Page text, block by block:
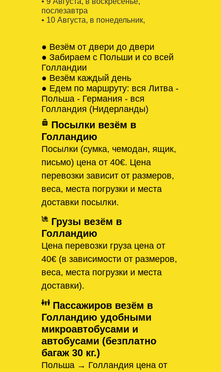
послезавтра
• 10 Августa, в понедельник,
● Везём от двери до двери
● Забираем с Польши и со всей
Голландии
● Везём каждый день
● Едем по маршруту: вся Литва -
Польша - Германия - вся
Голландия (Нидерланды)
Посылки везём в
Голландию
Посылки (сумка, чемодан, ящик,
письмо) цена от 40€. Цена
перевозки зависит от размеров,
веса, места погрузки и места
доставки посылки.
Грузы везём в
Голландию
Цена перевозки груза цена от
40€ (в зависимости от размеров,
веса, места погрузки и места
доставки).
Пассажиров везём в
Голландию удобными
микроавтобусами и
автобусами (безплатно
багаж 30 кг.)
Польша → Голландия цена от